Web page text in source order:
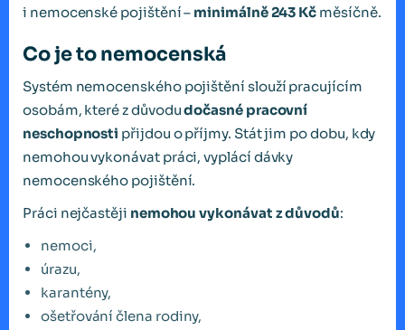
i nemocenské pojištění – minimálně 243 Kč měsíčně.
Co je to nemocenská
Systém nemocenského pojištění slouží pracujícím
osobám, které z důvodudočasné pracovní
neschopnosti přijdou o příjmy. Stát jim po dobu, kdy
nemohou vykonávat práci, vyplácí dávky
nemocenského pojištění.
Práci nejčastěji nemohou vykonávat z důvodů:
nemoci,
úrazu,
karantény,
ošetřování člena rodiny,